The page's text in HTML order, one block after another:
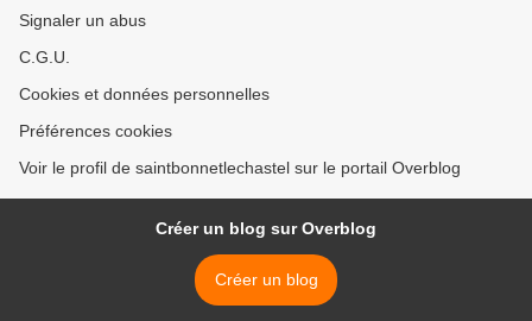
Signaler un abus
C.G.U.
Cookies et données personnelles
Préférences cookies
Voir le profil de saintbonnetlechastel sur le portail Overblog
Créer un blog sur Overblog
Créer un blog